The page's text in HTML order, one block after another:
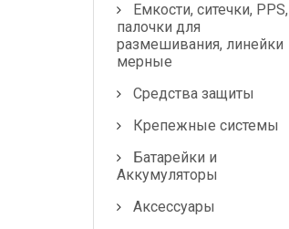
Емкости, ситечки, PPS,
палочки для
размешивания, линейки
мерные
Средства защиты
Крепежные системы
Батарейки и
Аккумуляторы
Аксессуары